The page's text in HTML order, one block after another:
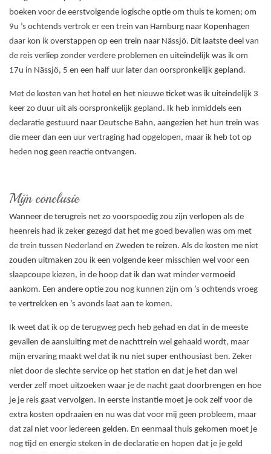
boeken voor de eerstvolgende logische optie om thuis te komen; om
9u ’s ochtends vertrok er een trein van Hamburg naar Kopenhagen
daar kon ik overstappen op een trein naar Nässjö. Dit laatste deel van
de reis verliep zonder verdere problemen en uiteindelijk was ik om
17u in Nässjö, 5 en een half uur later dan oorspronkelijk gepland.
Met de kosten van het hotel en het nieuwe ticket was ik uiteindelijk 3
keer zo duur uit als oorspronkelijk gepland. Ik heb inmiddels een
declaratie gestuurd naar Deutsche Bahn, aangezien het hun trein was
die meer dan een uur vertraging had opgelopen, maar ik heb tot op
heden nog geen reactie ontvangen.
Mijn conclusie
Wanneer de terugreis net zo voorspoedig zou zijn verlopen als de
heenreis had ik zeker gezegd dat het me goed bevallen was om met
de trein tussen Nederland en Zweden te reizen. Als de kosten me niet
zouden uitmaken zou ik een volgende keer misschien wel voor een
slaapcoupe kiezen, in de hoop dat ik dan wat minder vermoeid
aankom. Een andere optie zou nog kunnen zijn om ’s ochtends vroeg
te vertrekken en ’s avonds laat aan te komen.
Ik weet dat ik op de terugweg pech heb gehad en dat in de meeste
gevallen de aansluiting met de nachttrein wel gehaald wordt, maar
mijn ervaring maakt wel dat ik nu niet super enthousiast ben. Zeker
niet door de slechte service op het station en dat je het dan wel
verder zelf moet uitzoeken waar je de nacht gaat doorbrengen en hoe
je je reis gaat vervolgen. In eerste instantie moet je ook zelf voor de
extra kosten opdraaien en nu was dat voor mij geen probleem, maar
dat zal niet voor iedereen gelden. En eenmaal thuis gekomen moet je
nog tijd en energie steken in de declaratie en hopen dat je je geld